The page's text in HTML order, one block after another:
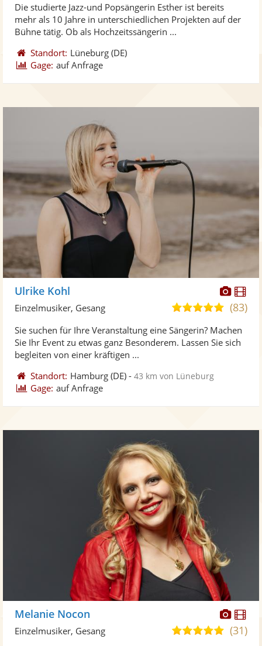
5
Die studierte Jazz-und Popsängerin Esther ist bereits
mehr als 10 Jahre in unterschiedlichen Projekten auf der
Bühne tätig. Ob als Hochzeitssängerin ...
Standort: Lüneburg (DE)
Gage: auf Anfrage
Fotos
Ulrike Kohl
5,0
5
(83)
Einzelmusiker, Gesang
Sie suchen für Ihre Veranstaltung eine Sängerin? Machen
Sie Ihr Event zu etwas ganz Besonderem. Lassen Sie sich
begleiten von einer kräftigen ...
Standort: Hamburg (DE) -43 km von Lüneburg
Gage: auf Anfrage
Melanie Nocon
5,0(31)
Einzelmusiker, Gesang